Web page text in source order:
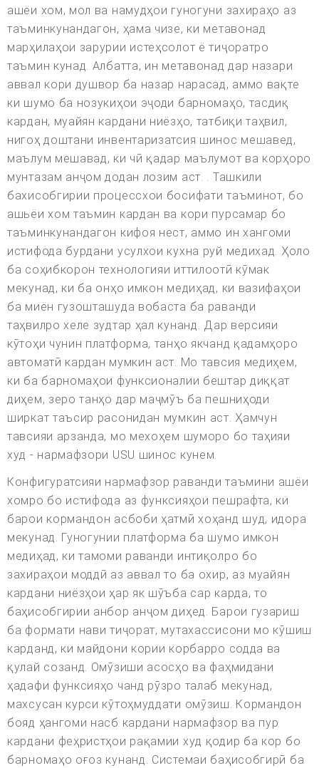
ашёи хом, мол ва намудҳои гуногуни захираҳо аз
таъминкунандагон, ҳама чизе, ки метавонад
марҳилаҳои зарурии истеҳсолот ё тиҷоратро
таъмин кунад. Албатта, ин метавонад дар назари
аввал кори душвор ба назар нарасад, аммо вақте
ки шумо ба нозукиҳои эҷоди барномаҳо, тасдиқ
кардан, муайян кардани ниёзҳо, татбиқи таҳвил,
нигоҳ доштани инвентаризатсия шинос мешавед,
маълум мешавад, ки чӣ қадар маълумот ва корҳоро
мунтазам анҷом додан лозим аст. . Ташкили
бахисобгирии процессхои босифати таъминот, бо
ашьёи хом таъмин кардан ва кори пурсамар бо
таъминкунандагон кифоя нест, аммо ин хангоми
истифода бурдани усулхои кухна руй медихад. Ҳоло
ба соҳибкорон технологияи иттилоотӣ кӯмак
мекунад, ки ба онҳо имкон медиҳад, ки вазифаҳои
ба миён гузошташуда вобаста ба раванди
таҳвилро хеле зудтар ҳал кунанд. Дар версияи
кӯтоҳи чунин платформа, танҳо якчанд қадамҳоро
автоматӣ кардан мумкин аст. Мо тавсия медиҳем,
ки ба барномаҳои функсионалии бештар диққат
диҳем, зеро танҳо дар маҷмӯъ ба пешниҳоди
ширкат таъсир расонидан мумкин аст. Ҳамчун
тавсияи арзанда, мо мехоҳем шуморо бо таҳияи
худ - нармафзори USU шинос кунем.
Конфигуратсияи нармафзор раванди таъмини ашёи
хомро бо истифода аз функсияҳои пешрафта, ки
барои кормандон асбоби ҳатмӣ хоҳанд шуд, идора
мекунад. Гуногунии платформа ба шумо имкон
медиҳад, ки тамоми раванди интиқолро бо
захираҳои моддӣ аз аввал то ба охир, аз муайян
кардани ниёзҳои ҳар як шӯъба сар карда, то
баҳисобгирии анбор анҷом диҳед. Барои гузариш
ба формати нави тиҷорат, мутахассисони мо кӯшиш
карданд, ки майдони кории корбарро содда ва
қулай созанд. Омӯзиши асосҳо ва фаҳмидани
ҳадафи функсияҳо чанд рӯзро талаб мекунад,
махсусан курси кӯтоҳмуддати омӯзиш. Кормандон
бояд ҳангоми насб кардани нармафзор ва пур
кардани феҳристҳои рақамии худ қодир ба кор бо
барномаҳо оғоз кунанд. Системаи баҳисобгирӣ ба